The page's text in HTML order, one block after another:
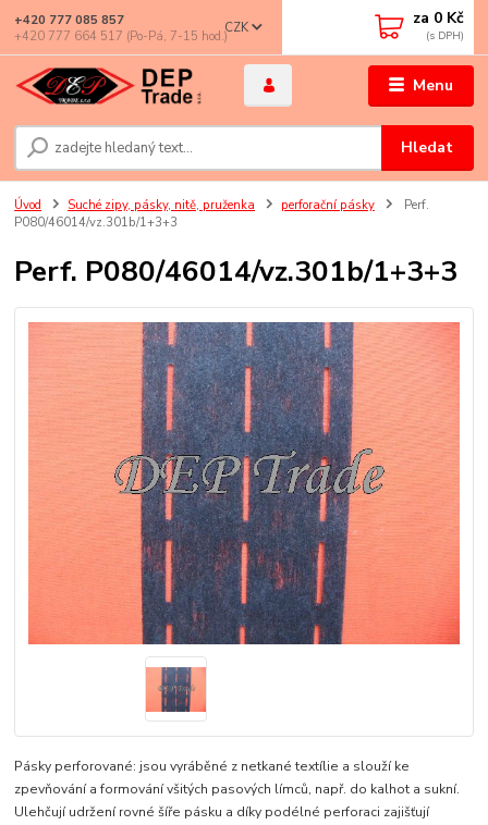
Menu
CZK
Hledat
+420 777 085 857
+420 777 664 517 (Po-Pá, 7-15 hod.)
za 0 Kč
Úvod Suché zipy, pásky, nitě, pruženka perforační pásky
Perf.
P080/46014/vz.301b/1+3+3
Perf. P080/46014/vz.301b/1+3+3
Pásky perforované: jsou vyráběné z netkané textílie a slouží ke
zpevňování a formování všitých pasových límců, např. do kalhot a sukní.
Ulehčují udržení rovné šíře pásku a díky podélné perforaci zajišťují